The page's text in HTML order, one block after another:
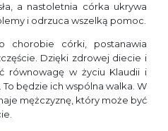
a nastoletnia córka ukrywa
i odrzuca wszelką pomoc.
chorobie córki, postanawia
Dzięki zdrowej diecie i
równowagę w życiu Klaudii i
będzie ich wspólna walka. W
mężczyznę, który może być